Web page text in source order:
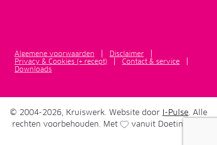
Algemene voorwaarden
Disclaimer
Privacy & Cookies (+ recept)
Contact & service
Downloads
© 2004-2026, Kruiswerk. Website door I-Pulse. Alle
rechten voorbehouden. Met
vanuit Doetinchem.